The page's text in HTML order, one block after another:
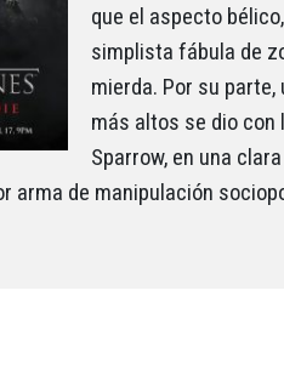
que el aspecto
simplista fábula de
mierda. Por su
más altos se dio con
Sparrow, en una
arma de manipulación